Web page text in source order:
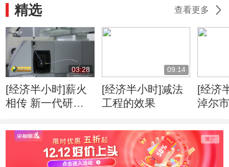
精选 查看更多
03:28
[经济半小时]薪火
相传 新一代研究
09:14
[经济半小时]减法
工程的效果
[经济
淖尔